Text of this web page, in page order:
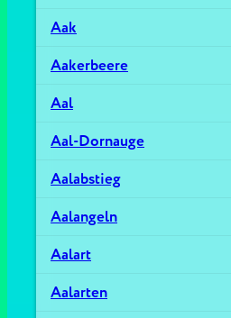
Aak
Aakerbeere
Aal
Aal-Dornauge
Aalabstieg
Aalangeln
Aalart
Aalarten